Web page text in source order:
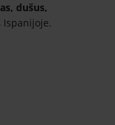
dušus,
Ispanijoje.